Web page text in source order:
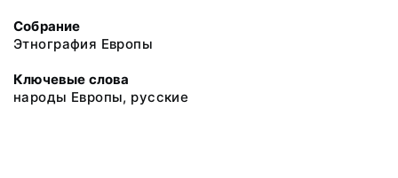
Собрание
Этнография Европы
Ключевые слова
народы Европы, русские